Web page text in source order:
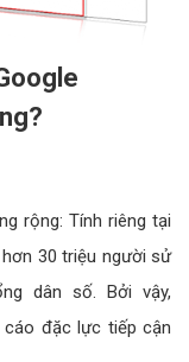
rộng: Tính riêng tại
30 triệu người sử
dân số. Bởi vậy,
cáo đặc lực tiếp cận